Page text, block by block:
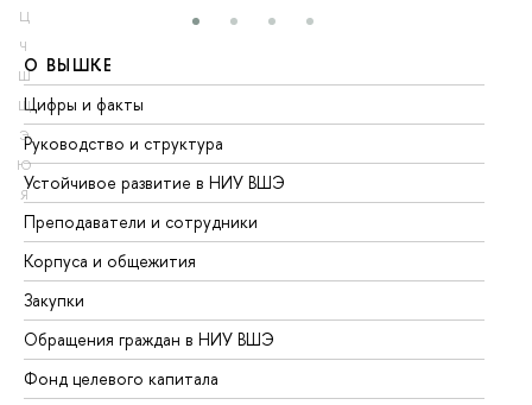
Ц
Ч
Ш
Щ
Э
Ю
Я
О ВЫШКЕ
Цифры и факты
Руководство и структура
Устойчивое развитие в НИУ ВШЭ
Преподаватели и сотрудники
Корпуса и общежития
Закупки
Обращения граждан в НИУ ВШЭ
Фонд целевого капитала